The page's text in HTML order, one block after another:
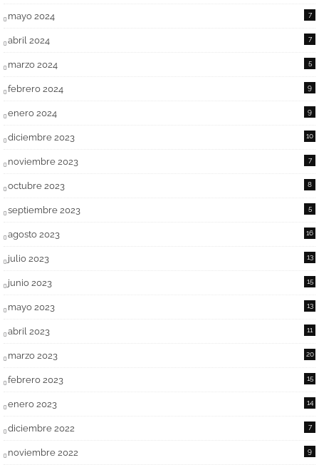
mayo 2024 7
abril 2024 7
marzo 2024 5
febrero 2024 9
enero 2024 9
diciembre 2023 10
noviembre 2023 7
octubre 2023 8
septiembre 2023 5
agosto 2023 16
julio 2023 13
junio 2023 15
mayo 2023 13
abril 2023 11
marzo 2023 20
febrero 2023 15
enero 2023 14
diciembre 2022 7
noviembre 2022 9